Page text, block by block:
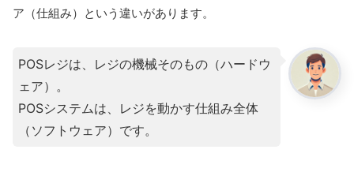
ア（仕組み）という違いがあります。
POSレジは、レジの機械そのもの（ハードウ
ェア）。
POSシステムは、レジを動かす仕組み全体
（ソフトウェア）です。